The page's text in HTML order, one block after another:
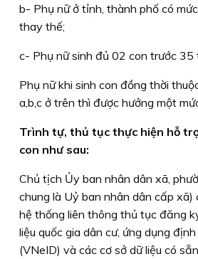
b- Phụ nữ ở tỉnh, thành phố có
thay thế;
c- Phụ nữ sinh đủ 02 con trước 35
Phụ nữ khi sinh con đồng thời
a,b,c ở trên thì được hưởng một
Trình tự, thủ tục thực hiện hỗ
con như sau:
Chủ tịch Ủy ban nhân dân xã,
chung là Uỷ ban nhân dân cấp
hệ thống liên thông thủ tục đăng
liệu quốc gia dân cư, ứng dụng
(VNeID) và các cơ sở dữ liệu có